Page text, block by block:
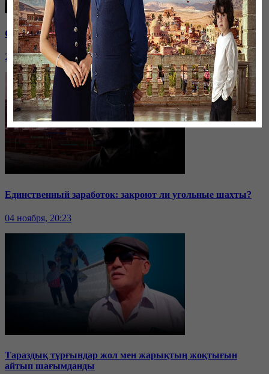
Саммит ОДКБ: под вопросом эффективность организации
24 ноября, 20:43
Единственный заработок: закроют ли угольные шахты?
04 ноября, 20:23
Тараздық тұрғындар жол мен жарықтың жоқтығын
айтып шағымданды